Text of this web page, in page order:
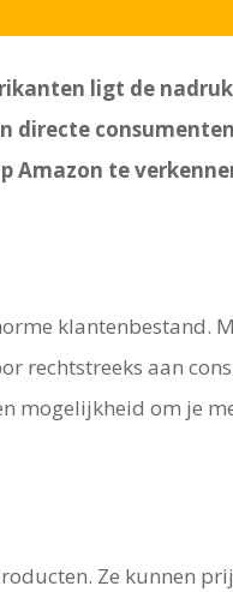
ligt de
te
klantenbestand.
rechtstreeks aan
mogelijkheid om je
Ze kunnen